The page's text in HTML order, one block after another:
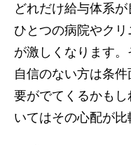
どれだけ給与体系が
ひとつの病院やク
が激しくなります
自信のない方は条
要がでてくるかも
いてはその心配が比